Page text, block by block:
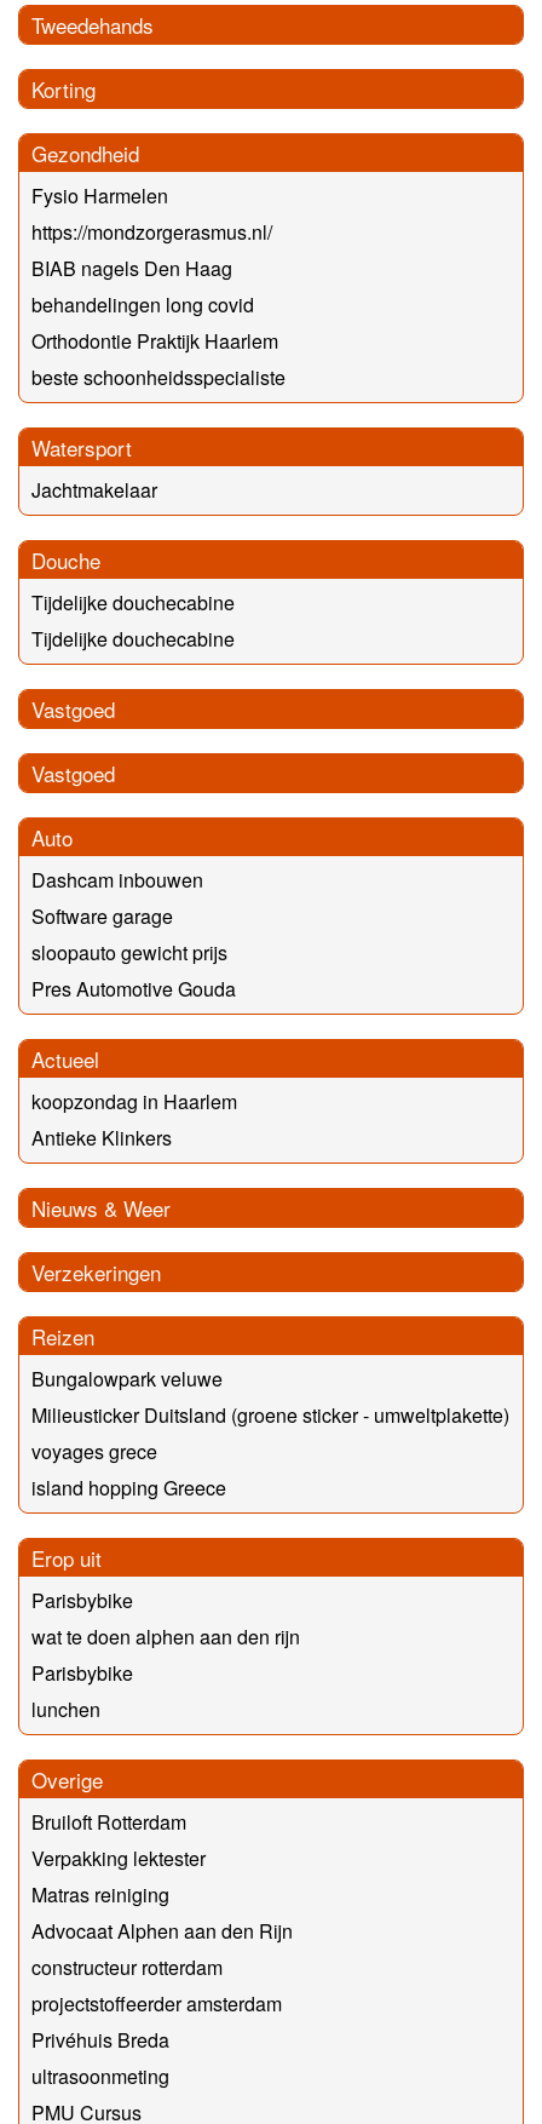
Tweedehands
Korting
Gezondheid
Fysio Harmelen
https://mondzorgerasmus.nl/
BIAB nagels Den Haag
behandelingen long covid
Orthodontie Praktijk Haarlem
beste schoonheidsspecialiste
Watersport
Jachtmakelaar
Douche
Tijdelijke douchecabine
Tijdelijke douchecabine
Vastgoed
Vastgoed
Auto
Dashcam inbouwen
Software garage
sloopauto gewicht prijs
Pres Automotive Gouda
Actueel
koopzondag in Haarlem
Antieke Klinkers
Nieuws & Weer
Verzekeringen
Reizen
Bungalowpark veluwe
Milieusticker Duitsland (groene sticker - umweltplakette)
voyages grece
island hopping Greece
Erop uit
Parisbybike
wat te doen alphen aan den rijn
Parisbybike
lunchen
Overige
Bruiloft Rotterdam
Verpakking lektester
Matras reiniging
Advocaat Alphen aan den Rijn
constructeur rotterdam
projectstoffeerder amsterdam
Privéhuis Breda
ultrasoonmeting
PMU Cursus